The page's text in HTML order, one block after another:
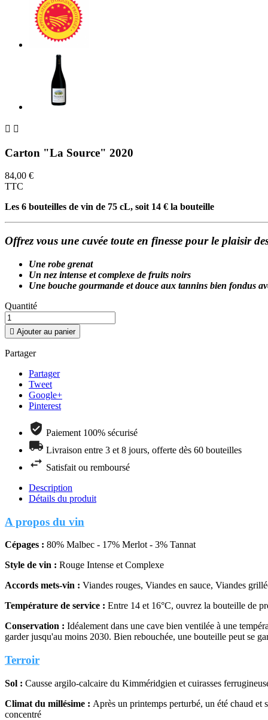
 
Carton "La Source" 2020
84,00 €
TTC
Les 6 bouteilles de vin de 75 cL, soit 14 € la bouteille
Offrez vous une cuvée toute en finesse pour le plaisir
Une robe grenat
Un nez intense et complexe de fruits noirs
Une bouche gourmande et douce aux tannins bien fondus
Quantité
 Ajouter au panier
Partager
Partager
Tweet
Google+
Pinterest
Paiement 100% sécurisé
Livraison entre 3 et 8 jours, offerte dès 60 bouteilles
Satisfait ou remboursé
Description
Détails du produit
A propos du vin
Cépages : 80% Malbec - 17% Merlot - 3% Tannat
Style de vin : Rouge Intense et Complexe
Accords mets-vin : Viandes rouges, Viandes en sauce, Viandes
Température de service : Entre 14 et 16°C, ouvrez la bouteille de
Conservation : Idéalement dans une cave bien ventilée à une
garder jusqu'au moins 2030. Bien rebouchée, une bouteille peut se
Terroir
Sol : Causse argilo-calcaire du Kimméridgien et cuirasses
Climat du millésime : Après un printemps perturbé, un été chaud
concentré